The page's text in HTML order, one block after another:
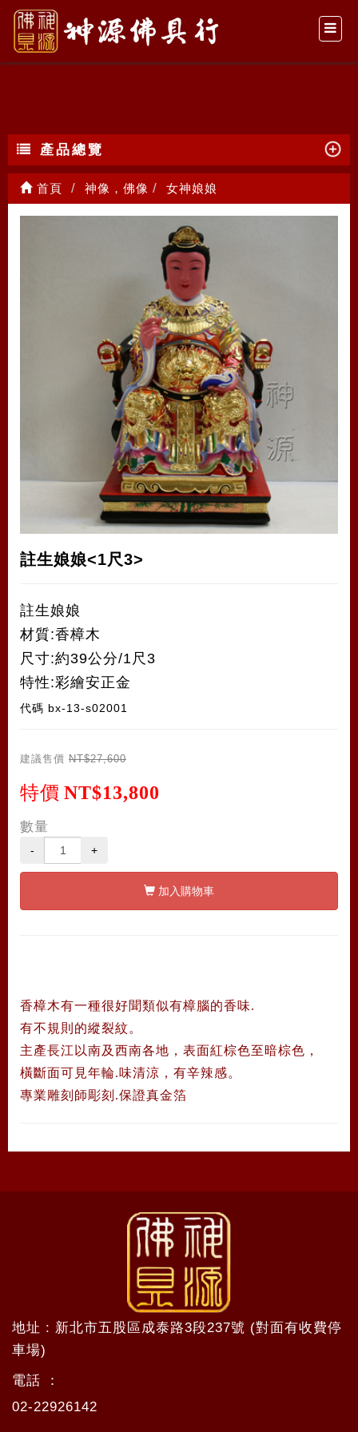
女神娘娘
產品總覽
首頁 神像，佛像 女神娘娘
註生娘娘<1尺3>
註生娘娘
材質:香樟木
尺寸:約39公分/1尺3
特性:彩繪安正金
代碼 bx-13-s02001
建議售價 NT$27,600
特價 NT$13,800
數量
- +
加入購物車
香樟木有一種很好聞類似有樟腦的香味.
有不規則的縱裂紋。
主產長江以南及西南各地，表面紅棕色至暗棕色，
橫斷面可見年輪.味清涼，有辛辣感。
專業雕刻師彫刻.保證真金箔
地址 : 新北市五股區成泰路3段237號 (對面有收費停
車場)
電話 ：
02-22926142